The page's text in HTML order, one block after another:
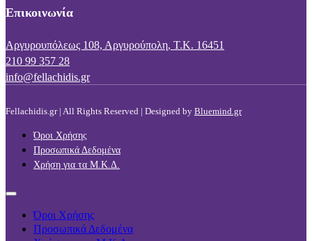
Επικοινωνία
Αργυρουπόλεως 108, Αργυρούπολη, Τ.Κ. 16451
210 99 357 28
info@fellachidis.gr
Fellachidis.gr | All Rights Reserved | Designed by Bluemind.gr
Όροι Χρήσης
Προσωπικά Δεδομένα
Χρήση για τα Μ.Κ.Δ.
Όροι Χρήσης
Προσωπικά Δεδομένα